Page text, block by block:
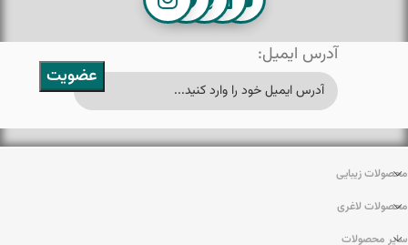
آدرس ایمیل:
محصولات زیبایی
محصولات لاغری
سایر محصولات